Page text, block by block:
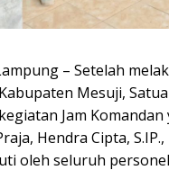
– Setelah
Mesuji,
Jam
Hendra Cipta,
oleh seluruh